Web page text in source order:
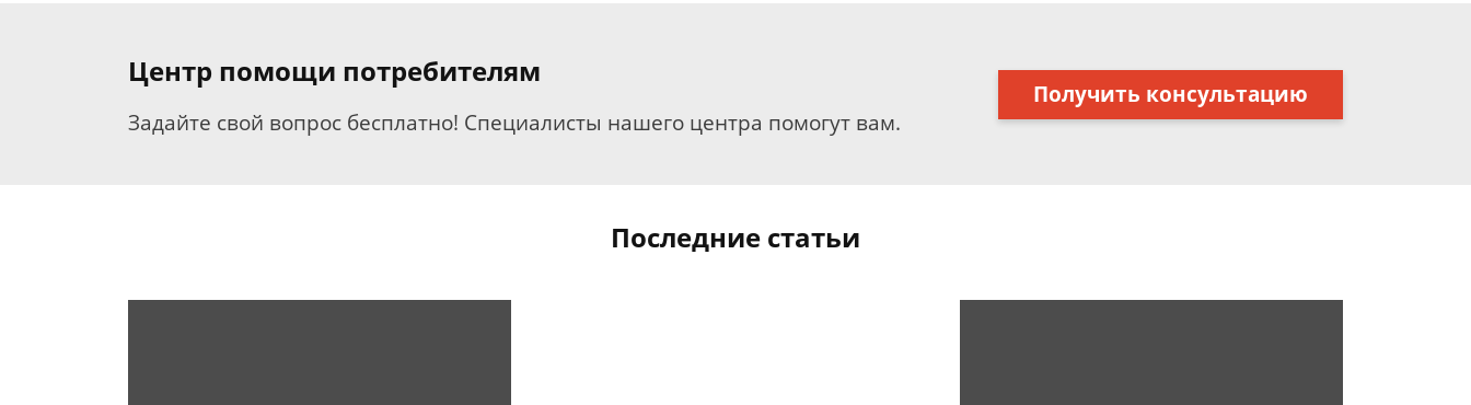
Центр помощи потребителям
Задайте свой вопрос бесплатно! Специалисты нашего центра помогут вам.
Получить консультацию
Последние статьи